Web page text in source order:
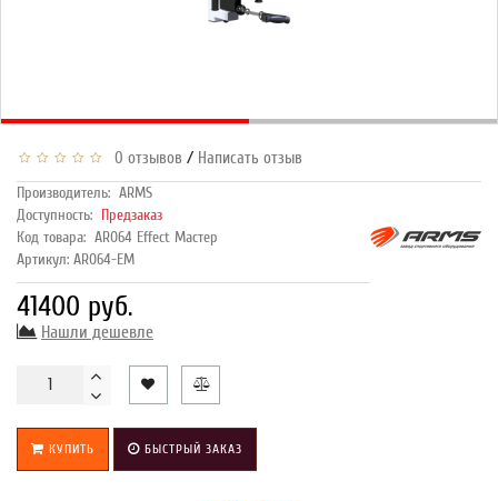
0 отзывов / Написать отзыв
Производитель: ARMS
Доступность: Предзаказ
Код товара: AR064 Effect Мастер
Артикул: AR064-EM
41400 руб.
Нашли дешевле
КУПИТЬ БЫСТРЫЙ ЗАКАЗ